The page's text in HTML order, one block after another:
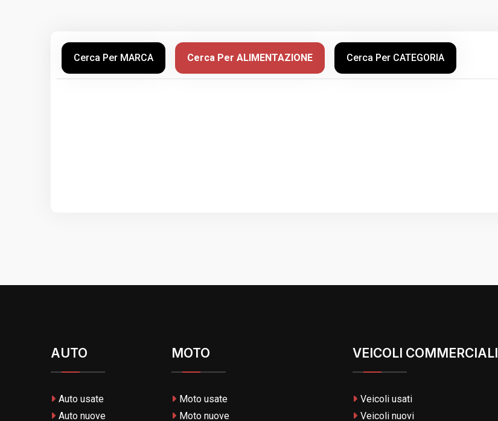
Cerca Per MARCA Cerca Per ALIMENTAZIONE Cerca Per CATEGORIA
AUTO
Auto usate
Auto nuove
MOTO
Moto usate
Moto nuove
VEICOLI COMMERCIALI
Veicoli usati
Veicoli nuovi